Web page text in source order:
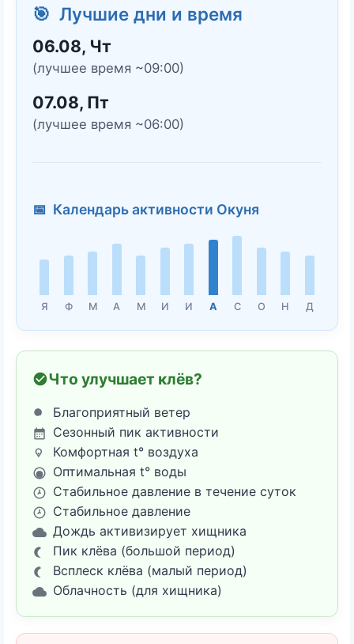
🎯 Лучшие дни и время
06.08, Чт
(лучшее время ~09:00)
07.08, Пт
(лучшее время ~06:00)
📅 Календарь активности Окуня
Я Ф М А М И И А С О Н Д
Что улучшает клёв?
Благоприятный ветер
Сезонный пик активности
Комфортная t° воздуха
Оптимальная t° воды
Стабильное давление в течение суток
Стабильное давление
Дождь активизирует хищника
Пик клёва (большой период)
Всплеск клёва (малый период)
Облачность (для хищника)